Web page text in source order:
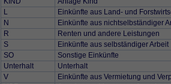
L
Einkünfte aus Land- und
N
Einkünfte aus nichtselbständiger
R
Renten und andere Leistungen
S
Einkünfte aus selbständiger Arbeit
SO
Sonstige Einkünfte
Unterhalt
Unterhalt
V
Einkünfte aus Vermietung und